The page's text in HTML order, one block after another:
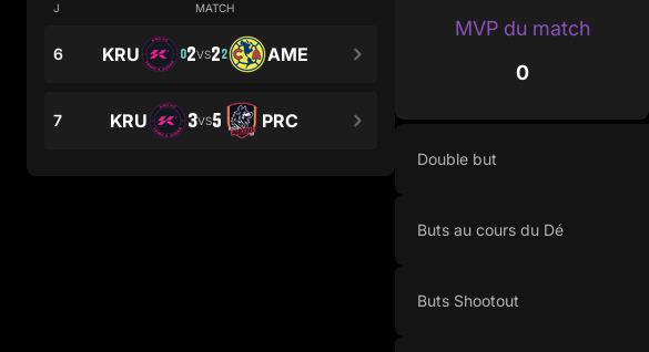
J MATCH
6 KRU 02VS22 AME
7 KRU 3VS5 PRC
MVP du match
0
Double but
Buts au cours du Dé
Buts Shootout